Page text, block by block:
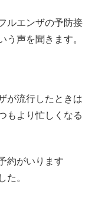
ルエンザの予防接
う声を聞きます。
が流行したときは
もより忙しくなる
約がいります
た。